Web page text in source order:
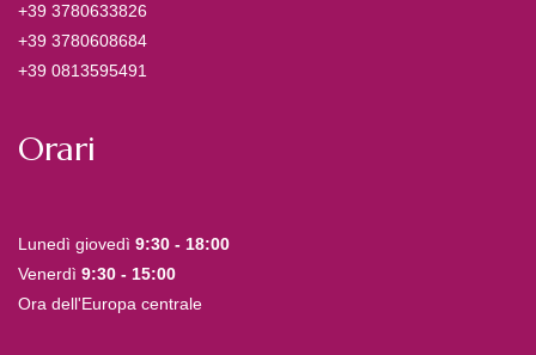
+39 3780633826
+39 3780608684
+39 0813595491
Orari
Lunedì giovedì 9:30 - 18:00
Venerdì 9:30 - 15:00
Ora dell'Europa centrale